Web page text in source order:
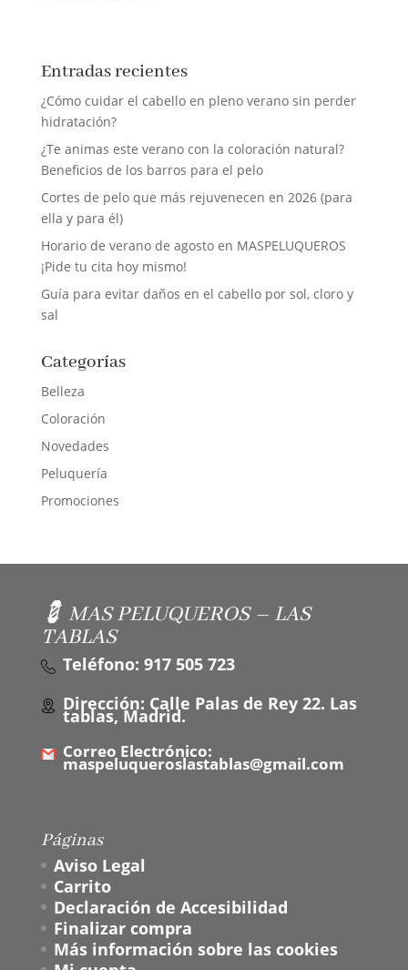
Entradas recientes
¿Cómo cuidar el cabello en pleno verano sin perder
hidratación?
¿Te animas este verano con la coloración natural?
Beneficios de los barros para el pelo
Cortes de pelo que más rejuvenecen en 2026 (para
ella y para él)
Horario de verano de agosto en MASPELUQUEROS
¡Pide tu cita hoy mismo!
Guía para evitar daños en el cabello por sol, cloro y
sal
Categorías
Belleza
Coloración
Novedades
Peluquería
Promociones
💈 MAS PELUQUEROS – LAS
TABLAS
Teléfono: 917 505 723
Dirección: Calle Palas de Rey 22. Las
tablas, Madrid.
Correo Electrónico:
maspeluqueroslastablas@gmail.com
Páginas
Aviso Legal
Carrito
Declaración de Accesibilidad
Finalizar compra
Más información sobre las cookies